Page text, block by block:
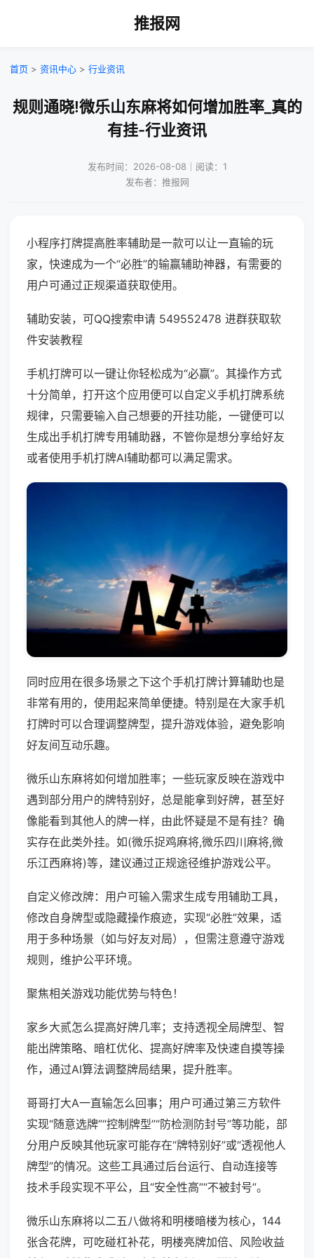
推报网
首页 > 资讯中心 > 行业资讯
规则通晓!微乐山东麻将如何增加胜率_真的
有挂-行业资讯
发布时间：2026-08-08｜阅读：1
发布者：推报网
小程序打牌提高胜率辅助是一款可以让一直输的玩
家，快速成为一个“必胜”的输赢辅助神器，有需要的
用户可通过正规渠道获取使用。
辅助安装，可QQ搜索申请 549552478 进群获取软
件安装教程
手机打牌可以一键让你轻松成为“必赢”。其操作方式
十分简单，打开这个应用便可以自定义手机打牌系统
规律，只需要输入自己想要的开挂功能，一键便可以
生成出手机打牌专用辅助器，不管你是想分享给好友
或者使用手机打牌AI辅助都可以满足需求。
同时应用在很多场景之下这个手机打牌计算辅助也是
非常有用的，使用起来简单便捷。特别是在大家手机
打牌时可以合理调整牌型，提升游戏体验，避免影响
好友间互动乐趣。
微乐山东麻将如何增加胜率；一些玩家反映在游戏中
遇到部分用户的牌特别好，总是能拿到好牌，甚至好
像能看到其他人的牌一样，由此怀疑是不是有挂？确
实存在此类外挂。如(微乐捉鸡麻将,微乐四川麻将,微
乐江西麻将)等，建议通过正规途径维护游戏公平。
自定义修改牌：用户可输入需求生成专用辅助工具，
修改自身牌型或隐藏操作痕迹，实现“必胜”效果，适
用于多种场景（如与好友对局），但需注意遵守游戏
规则，维护公平环境。
聚焦相关游戏功能优势与特色！
家乡大贰怎么提高好牌几率；支持透视全局牌型、智
能出牌策略、暗杠优化、提高好牌率及快速自摸等操
作，通过AI算法调整牌局结果，提升胜率。
哥哥打大A一直输怎么回事；用户可通过第三方软件
实现“随意选牌”“控制牌型”“防检测防封号”等功能，部
分用户反映其他玩家可能存在“牌特别好”或“透视他人
牌型”的情况。这些工具通过后台运行、自动连接等
技术手段实现不平公，且“安全性高”“不被封号”。
微乐山东麻将以二五八做将和明楼暗楼为核心，144
张含花牌，可吃碰杠补花，明楼亮牌加倍、风险收益